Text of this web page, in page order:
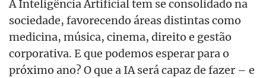
A Inteligência Artificial tem se consolidado na
sociedade, favorecendo áreas distintas como
medicina, música, cinema, direito e gestão
corporativa. E que podemos esperar para o
próximo ano? O que a IA será capaz de fazer – e